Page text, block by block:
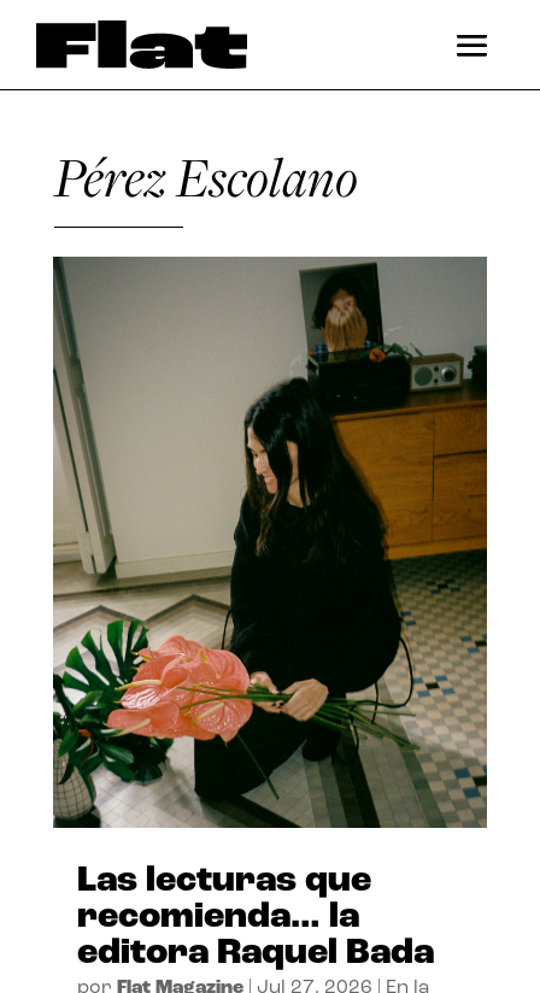
Pérez Escolano
Las lecturas que
recomienda… la
editora Raquel Bada
por Flat Magazine| Jul 27, 2026
En la